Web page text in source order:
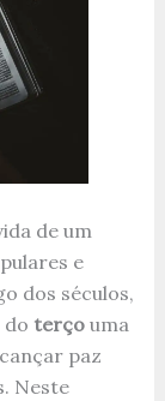
de um
e
dos séculos,
terço uma
paz
Neste